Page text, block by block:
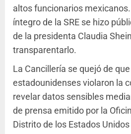
altos funcionarios
íntegro de la SRE se hizo
de la presidenta Claudia
transparentarlo.
La Cancillería se quejó de
estadounidenses violaron la
revelar datos sensibles
de prensa emitido por la
Distrito de los Estados